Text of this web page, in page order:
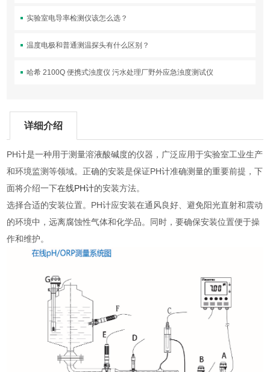
实验室电导率检测仪该怎么选？
温度电极和普通测温探头有什么区别？
哈希 2100Q 便携式浊度仪 污水处理厂野外应急浊度测试仪
详细介绍
PH计是一种用于测量溶液酸碱度的仪器，广泛应用于实验室工业生产
和环境监测等领域。正确的安装是保证PH计准确测量的重要前提，下
面将介绍一下在线PH计的安装方法。
选择合适的安装位置。PH计应安装在通风良好、避免阳光直射和震动
的环境中，远离腐蚀性气体和化学品。同时，要确保安装位置便于操
作和维护。